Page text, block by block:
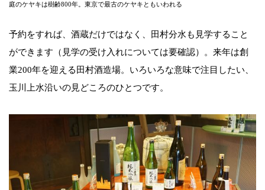
庭のケヤキは樹齢800年。東京で最古のケヤキともいわれる
予約をすれば、酒蔵だけではなく、田村分水も見学すること
ができます（見学の受け入れについては要確認）。来年は創
業200年を迎える田村酒造場。いろいろな意味で注目したい、
玉川上水沿いの見どころのひとつです。